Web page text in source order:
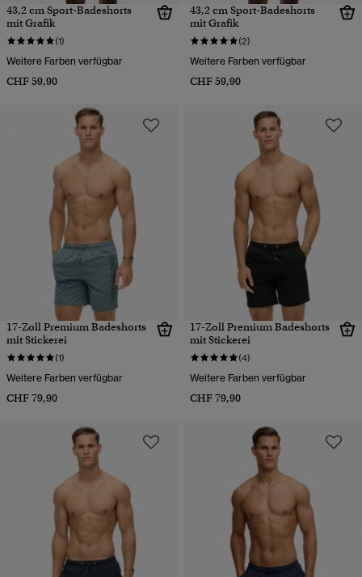
43,2 cm Sport-Badeshorts
mit Grafik
(1)
Weitere Farben verfügbar
CHF 59,90
43,2 cm Sport-Badeshorts
mit Grafik
(2)
Weitere Farben verfügbar
CHF 59,90
17-Zoll Premium Badeshorts
mit Stickerei
(1)
Weitere Farben verfügbar
CHF 79,90
17-Zoll Premium Badeshorts
mit Stickerei
(4)
Weitere Farben verfügbar
CHF 79,90